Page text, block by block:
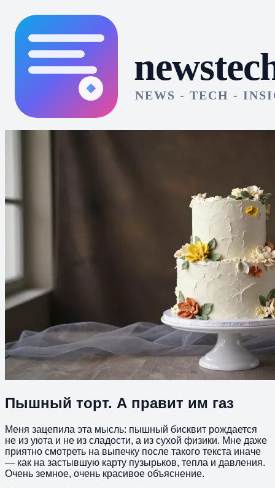
Пышный торт. А правит им газ
Меня зацепила эта мысль: пышный бисквит рождается
не из уюта и не из сладости, а из сухой физики. Мне даже
приятно смотреть на выпечку после такого текста иначе
— как на застывшую карту пузырьков, тепла и давления.
Очень земное, очень красивое объяснение.